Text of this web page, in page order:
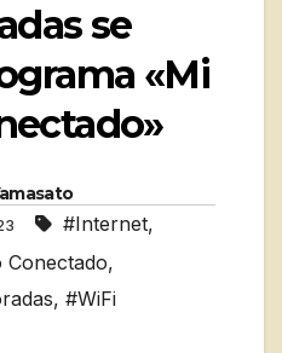
se
«Mi
#Internet,
Conectado,
, #WiFi